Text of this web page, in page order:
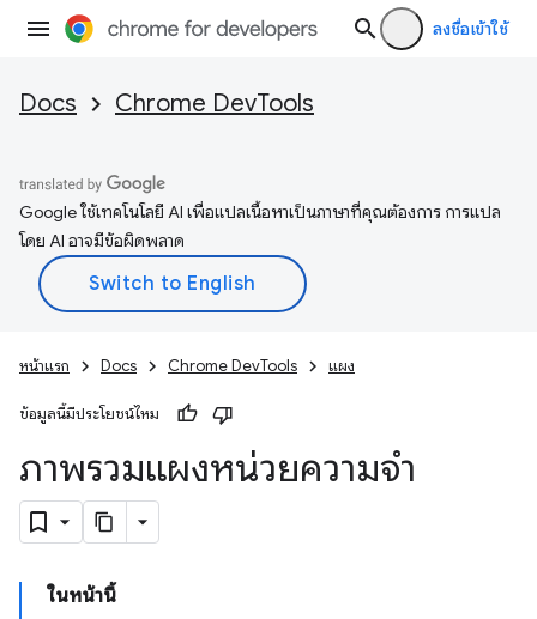
ลงชื่อเข้าใช้
Docs Chrome DevTools
Google ใช้เทคโนโลยี AI เพื่อแปลเนื้อหาเป็นภาษาที่คุณต้องการ การแปล
โดย AI อาจมีข้อผิดพลาด
หน้าแรก Docs Chrome DevTools แผง
ข้อมูลนี้มีประโยชน์ไหม
ภาพรวมแผงหน่วยความจำ
ในหน้านี้